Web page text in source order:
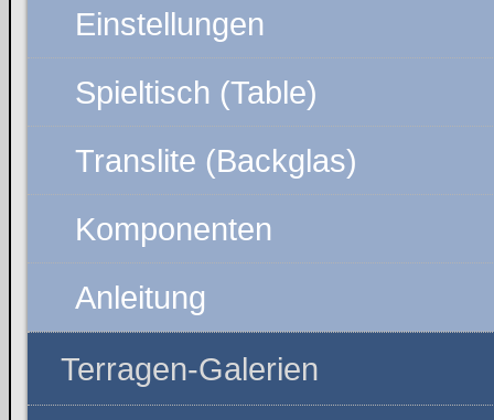
Einstellungen
Spieltisch (Table)
Translite (Backglas)
Komponenten
Anleitung
Terragen-Galerien